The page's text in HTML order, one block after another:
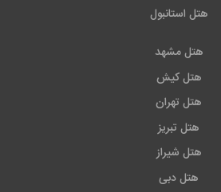
هتل استانبول
هتل مشهد
هتل کیش
هتل تهران
هتل تبریز
هتل شیراز
هتل دبی